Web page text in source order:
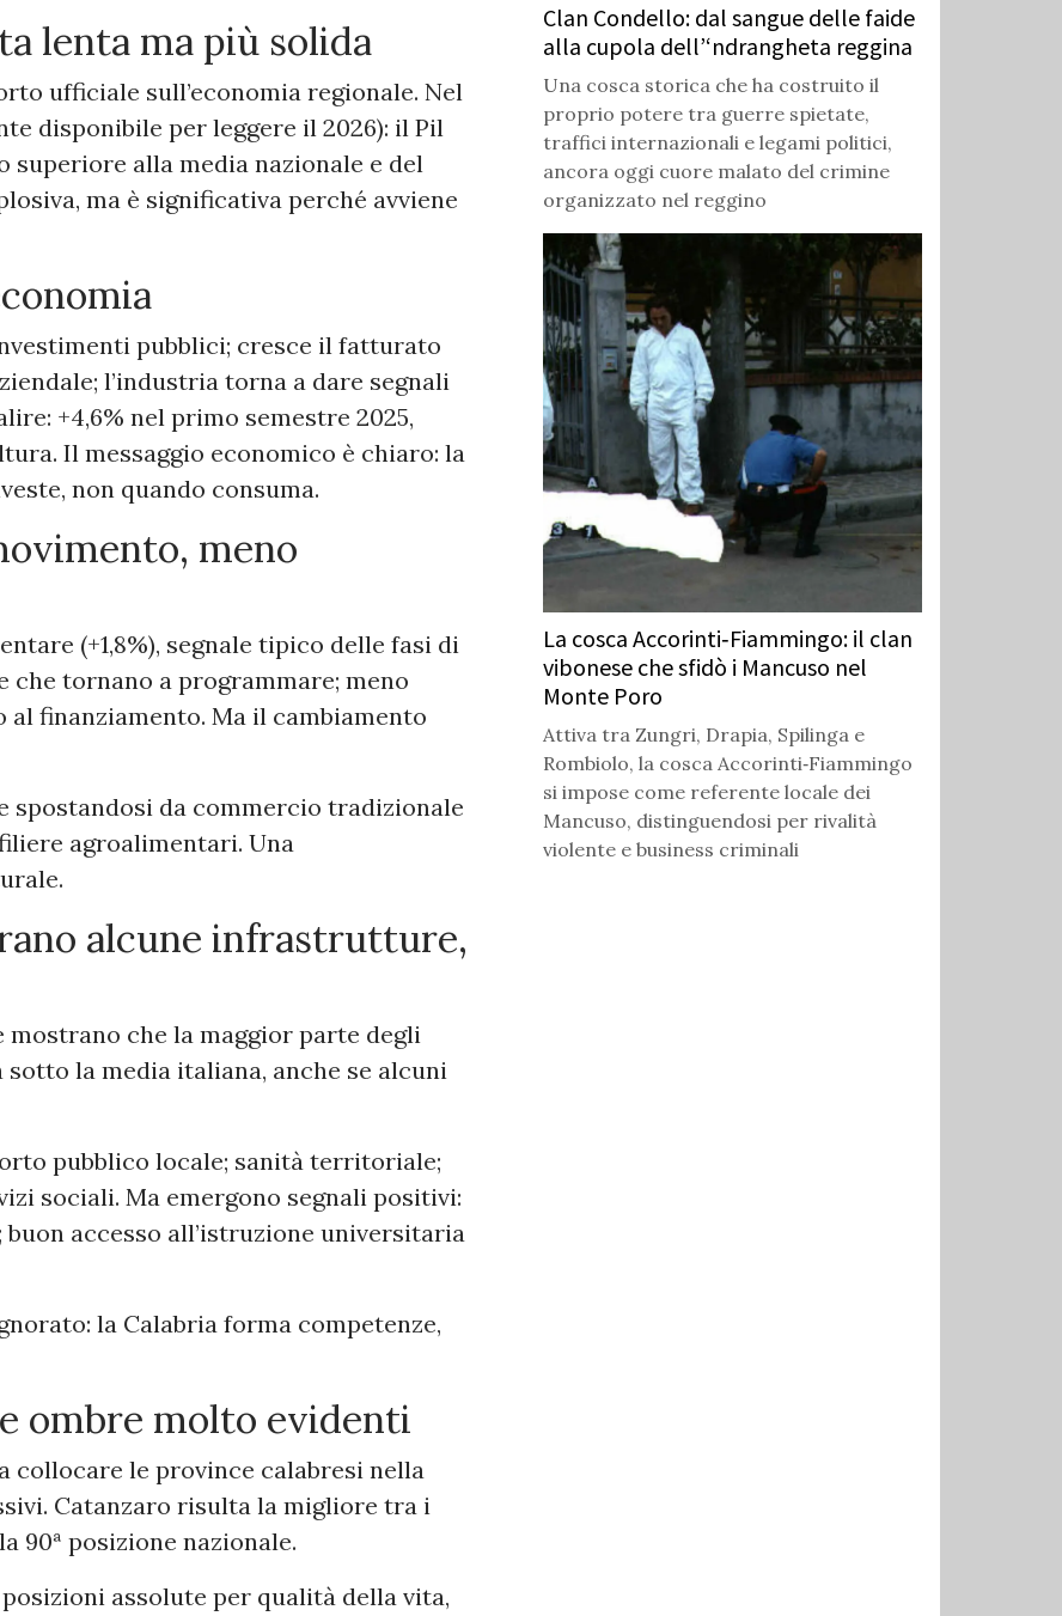
lenta ma più solida
ufficiale sull’economia regionale. Nel
disponibile per leggere il 2026): il Pil
superiore alla media nazionale e del
ma è significativa perché avviene
pubblici; cresce il fatturato
l’industria torna a dare segnali
+4,6% nel primo semestre 2025,
Il messaggio economico è chiaro: la
non quando consuma.
meno
(+1,8%), segnale tipico delle fasi di
che tornano a programmare; meno
finanziamento. Ma il cambiamento
spostandosi da commercio tradizionale
agroalimentari. Una
alcune infrastrutture,
che la maggior parte degli
la media italiana, anche se alcuni
pubblico locale; sanità territoriale;
sociali. Ma emergono segnali positivi:
accesso all’istruzione universitaria
la Calabria forma competenze,
ombre molto evidenti
collocare le province calabresi nella
Catanzaro risulta la migliore tra i
90ª posizione nazionale.
assolute per qualità della vita,
Clan Condello: dal sangue delle faide
alla cupola dell’‘ndrangheta reggina
Una cosca storica che ha costruito il
proprio potere tra guerre spietate,
traffici internazionali e legami politici,
ancora oggi cuore malato del crimine
organizzato nel reggino
La cosca Accorinti‑Fiammingo: il clan
vibonese che sfidò i Mancuso nel
Monte Poro
Attiva tra Zungri, Drapia, Spilinga e
Rombiolo, la cosca Accorinti‑Fiammingo
si impose come referente locale dei
Mancuso, distinguendosi per rivalità
violente e business criminali